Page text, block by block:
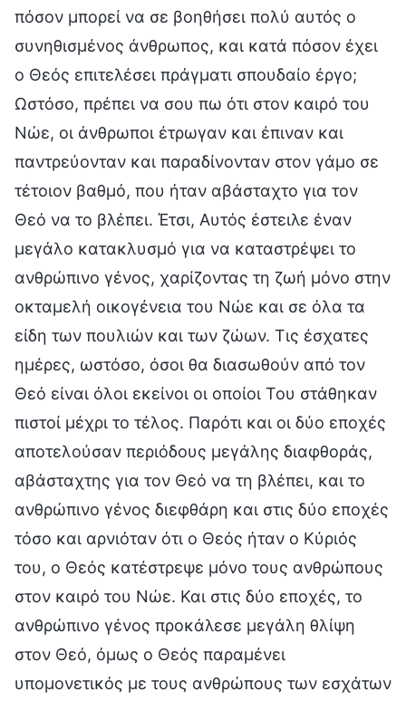
πόσον μπορεί να σε βοηθήσει πολύ αυτός ο
συνηθισμένος άνθρωπος, και κατά πόσον έχει
ο Θεός επιτελέσει πράγματι σπουδαίο έργο;
Ωστόσο, πρέπει να σου πω ότι στον καιρό του
Νώε, οι άνθρωποι έτρωγαν και έπιναν και
παντρεύονταν και παραδίνονταν στον γάμο σε
τέτοιον βαθμό, που ήταν αβάσταχτο για τον
Θεό να το βλέπει. Έτσι, Αυτός έστειλε έναν
μεγάλο κατακλυσμό για να καταστρέψει το
ανθρώπινο γένος, χαρίζοντας τη ζωή μόνο στην
οκταμελή οικογένεια του Νώε και σε όλα τα
είδη των πουλιών και των ζώων. Τις έσχατες
ημέρες, ωστόσο, όσοι θα διασωθούν από τον
Θεό είναι όλοι εκείνοι οι οποίοι Του στάθηκαν
πιστοί μέχρι το τέλος. Παρότι και οι δύο εποχές
αποτελούσαν περιόδους μεγάλης διαφθοράς,
αβάσταχτης για τον Θεό να τη βλέπει, και το
ανθρώπινο γένος διεφθάρη και στις δύο εποχές
τόσο και αρνιόταν ότι ο Θεός ήταν ο Κύριός
του, ο Θεός κατέστρεψε μόνο τους ανθρώπους
στον καιρό του Νώε. Και στις δύο εποχές, το
ανθρώπινο γένος προκάλεσε μεγάλη θλίψη
στον Θεό, όμως ο Θεός παραμένει
υπομονετικός με τους ανθρώπους των εσχάτων